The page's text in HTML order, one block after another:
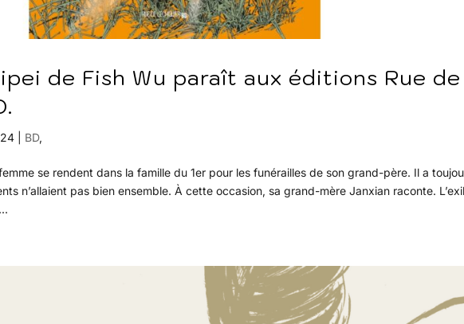
de Fish Wu paraît aux éditions Rue de
BD,
se rendent dans la famille du 1er pour les funérailles de son grand-père. Il a
n’allaient pas bien ensemble. À cette occasion, sa grand-mère Janxian raconte.